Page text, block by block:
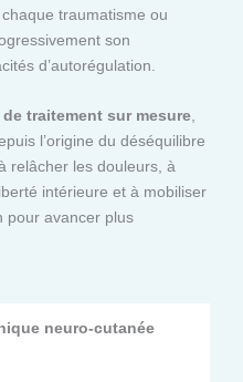
traumatisme ou
son
d’autorégulation.
traitement sur mesure,
l’origine du déséquilibre
relâcher les douleurs, à
intérieure et à mobiliser
pour avancer plus
neuro-cutanée